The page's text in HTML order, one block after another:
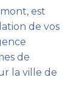
est
de vos
de
la ville de